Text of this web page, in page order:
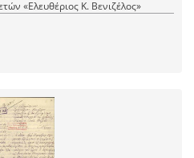
«Ελευθέριος Κ. Βενιζέλος»